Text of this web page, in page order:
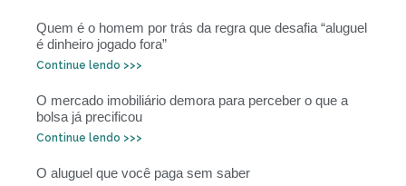
Quem é o homem por trás da regra que desafia “aluguel
é dinheiro jogado fora”
Continue lendo >>>
O mercado imobiliário demora para perceber o que a
bolsa já precificou
Continue lendo >>>
O aluguel que você paga sem saber